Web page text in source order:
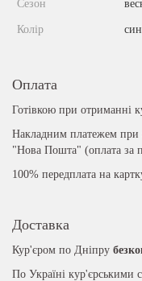
Сезон
Колір
Оплата
Готівкою при отриманні
Накладним платежем при
"Нова Пошта" (оплата за
100% передплата на
Доставка
Кур'єром по Дніпру
По Україні кур'єрськими